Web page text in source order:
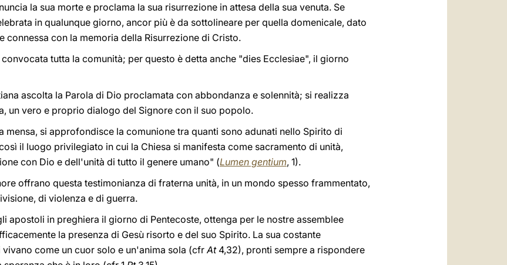
la sua morte e proclama la sua risurrezione in attesa della sua venuta. Se
in qualunque giorno, ancor più è da sottolineare per quella domenicale, dato
connessa con la memoria della Risurrezione di Cristo.
tutta la comunità; per questo è detta anche "dies Ecclesiae", il giorno
ascolta la Parola di Dio proclamata con abbondanza e solennità; si realizza
un vero e proprio dialogo del Signore con il suo popolo.
mensa, si approfondisce la comunione tra quanti sono adunati nello Spirito di
il luogo privilegiato in cui la Chiesa si manifesta come sacramento di unità,
con Dio e dell'unità di tutto il genere umano" (Lumen gentium, 1).
offrano questa testimonianza di fraterna unità, in un mondo spesso frammentato,
di violenza e di guerra.
apostoli in preghiera il giorno di Pentecoste, ottenga per le nostre assemblee
la presenza di Gesù risorto e del suo Spirito. La sua costante
come un cuor solo e un'anima sola (cfrAt4,32), pronti sempre a rispondere